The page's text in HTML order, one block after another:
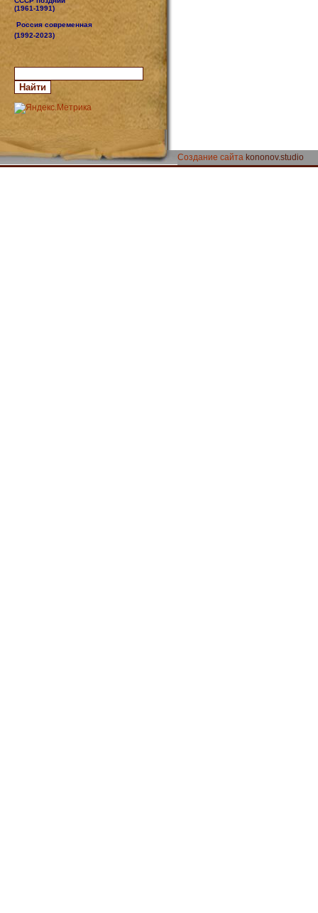
(1961-1991)
Россия современная
(1992-2023)
Создание сайта kononov.studio